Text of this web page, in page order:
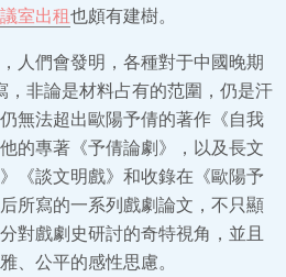
室出租也頗有建樹。
人們會發明，各種對于中國晚期
非論是材料占有的范圍，仍是汗
無法超出歐陽予倩的著作《自我
的專著《予倩論劇》，以及長文
《談文明戲》和收錄在《歐陽予
所寫的一系列戲劇論文，不只顯
對戲劇史研討的奇特視角，並且
、公平的感性思慮。